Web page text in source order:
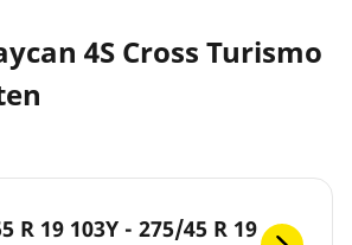
4S Cross Turismo
R 19 103Y - 275/45 R 19